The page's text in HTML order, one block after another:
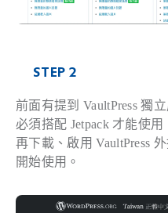
STEP 2
前面有提到 VaultPress 獨
必須搭配 Jetpack 才能使用
再下載、啟用 VaultPress
開始使用。